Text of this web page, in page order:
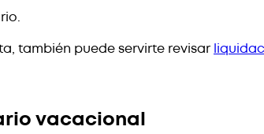
también puede servirte revisar
vacacional